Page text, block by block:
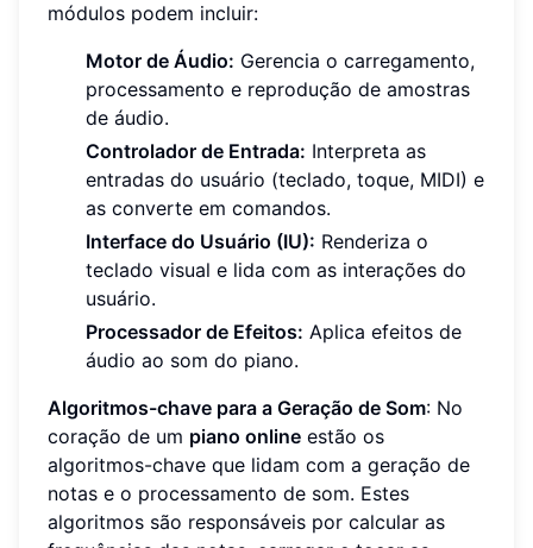
módulos podem incluir:
Motor de Áudio: Gerencia o carregamento,
processamento e reprodução de amostras
de áudio.
Controlador de Entrada: Interpreta as
entradas do usuário (teclado, toque, MIDI) e
as converte em comandos.
Interface do Usuário (IU): Renderiza o
teclado visual e lida com as interações do
usuário.
Processador de Efeitos: Aplica efeitos de
áudio ao som do piano.
Algoritmos-chave para a Geração de Som: No
coração de um piano online estão os
algoritmos-chave que lidam com a geração de
notas e o processamento de som. Estes
algoritmos são responsáveis por calcular as